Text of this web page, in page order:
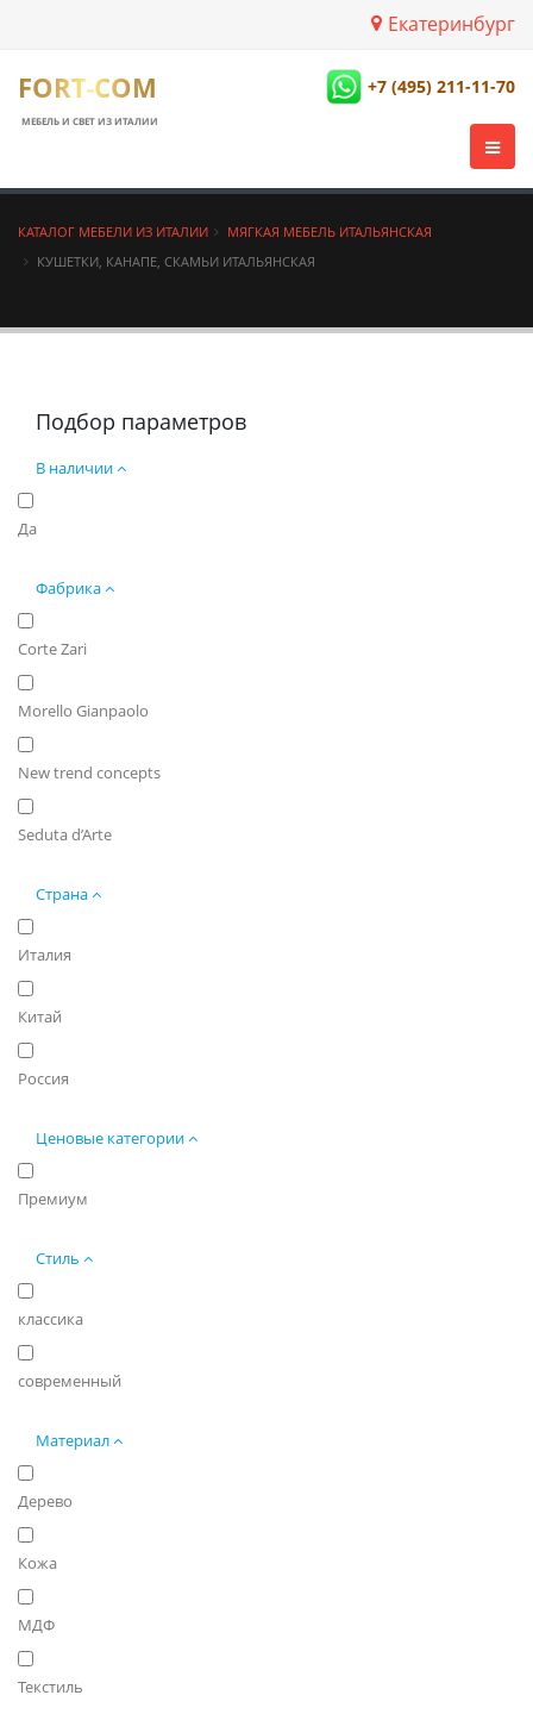
Екатеринбург
FORT-COM
МЕБЕЛЬ И СВЕТ ИЗ ИТАЛИИ
+7 (495) 211-11-70
КАТАЛОГ МЕБЕЛИ ИЗ ИТАЛИИ
МЯГКАЯ МЕБЕЛЬ ИТАЛЬЯНСКАЯ
КУШЕТКИ, КАНАПЕ, СКАМЬИ ИТАЛЬЯНСКАЯ
Подбор параметров
В наличии
Да
Фабрика
Corte Zari
Morello Gianpaolo
New trend concepts
Seduta d’Arte
Страна
Италия
Китай
Россия
Ценовые категории
Премиум
Стиль
классика
современный
Материал
Дерево
Кожа
МДФ
Текстиль